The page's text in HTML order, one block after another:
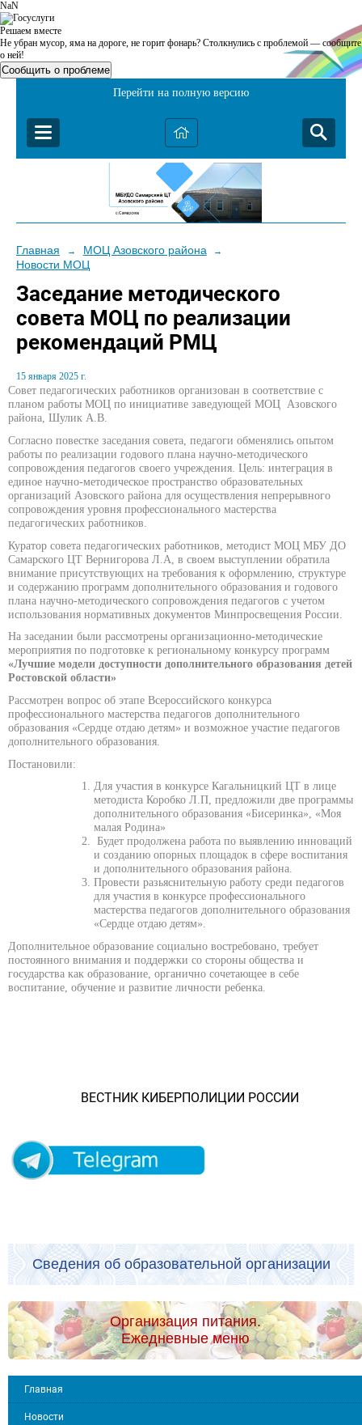
NaN
Решаем вместе
Не убран мусор, яма на дороге, не горит фонарь? Столкнулись с проблемой — сообщите
о ней!
Сообщить о проблеме
Перейти на полную версию
Главная → МОЦ Азовского района →
Новости МОЦ
Заседание методического
совета МОЦ по реализации
рекомендаций РМЦ
15 января 2025 г.
Совет педагогических работников организован в соответствие с
планом работы МОЦ по инициативе заведующей МОЦ Азовского
района, Шулик А.В.
Согласно повестке заседания совета, педагоги обменялись опытом
работы по реализации годового плана научно-методического
сопровождения педагогов своего учреждения. Цель: интеграция в
единое научно-методическое пространство образовательных
организаций Азовского района для осуществления непрерывного
сопровождения уровня профессионального мастерства
педагогических работников.
Куратор совета педагогических работников, методист МОЦ МБУ ДО
Самарского ЦТ Вернигорова Л.А, в своем выступлении обратила
внимание присутствующих на требования к оформлению, структуре
и содержанию программ дополнительного образования и годового
плана научно-методического сопровождения педагогов с учетом
использования нормативных документов Минпросвещения России.
На заседании были рассмотрены организационно-методические
мероприятия по подготовке к региональному конкурсу программ
«Лучшие модели доступности дополнительного образования детей
Ростовской области»
Рассмотрен вопрос об этапе Всероссийского конкурса
профессионального мастерства педагогов дополнительного
образования «Сердце отдаю детям» и возможное участие педагогов
дополнительного образования.
Постановили:
Для участия в конкурсе Кагальницкий ЦТ в лице
методиста Коробко Л.П, предложили две программы
дополнительного образования «Бисеринка», «Моя
малая Родина»
Будет продолжена работа по выявлению инноваций
и созданию опорных площадок в сфере воспитания
и дополнительного образования района.
Провести разьяснительную работу среди педагогов
для участия в конкурсе профессионального
мастерства педагогов дополнительного образования
«Сердце отдаю детям».
Дополнительное образование социально востребовано, требует
постоянного внимания и поддержки со стороны общества и
государства как образование, органично сочетающее в себе
воспитание, обучение и развитие личности ребенка.
ВЕСТНИК КИБЕРПОЛИЦИИ РОССИИ
Сведения об образовательной организации
Организация питания.
Ежедневные меню
Главная
Новости